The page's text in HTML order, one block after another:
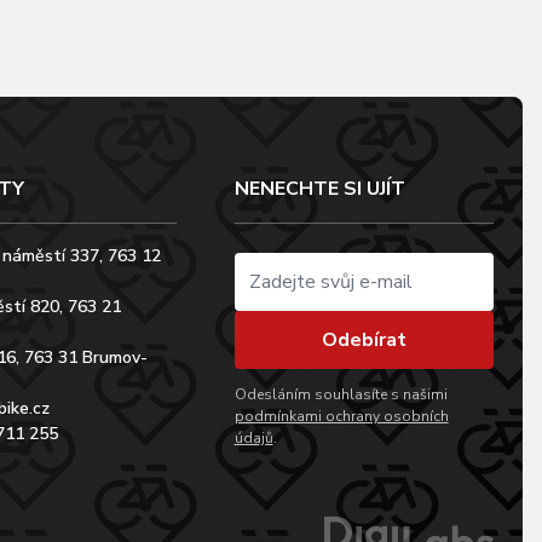
337, 763 12
820, 763 21
763 31 Brumov-
255
NENECHTE SI UJÍT
Odebírat
Odesláním souhlasíte s našimi
podmínkami ochrany osobních
údajů.